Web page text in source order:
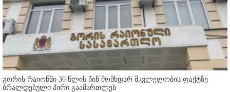
გორის რაიონში 30 წლის წინ მომხდარ მკვლელობის ფაქტზე
ბრალდებული პირი გაამართლეს